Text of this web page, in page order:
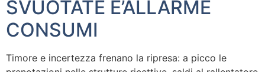
SVUOTATE E’ALLARME
CONSUMI
Timore e incertezza frenano la ripresa: a picco le